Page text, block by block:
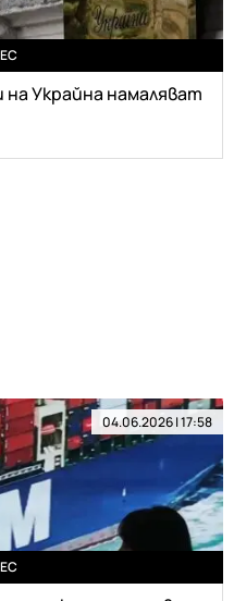
Украйна намаляват
04.06.2026 | 17:58